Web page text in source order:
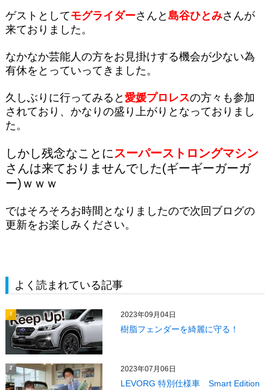
ゲストとしてモグライダーさんと 島谷ひとみさんが
来ておりました。
なかなか芸能人の方をお見掛けする機会が少ない為
有休をとっていってきました。
久しぶりに行ってみると 愛媛プロレスの方々も参加
されており、かなりの盛り上がりとなっておりまし
た。
しかし残念なことにスーパーストロングマシン
さんは来ておりませんでした(ギーギーガーガ
ー)ｗｗｗ
ではそろそろお時間となりましたので次回ブログの
更新をお楽しみください。
よく読まれている記事
1 2023年09月04日
樹脂フェンダーを綺麗に守る！
2 2023年07月06日
LEVORG 特別仕様車 Smart Edition